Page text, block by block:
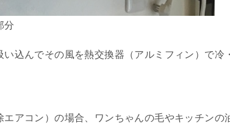
分
込んでその風を熱交換器（アルミフィン）で冷
アコン）の場合、ワンちゃんの毛やキッチンの